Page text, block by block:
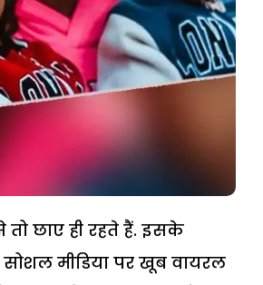
छाए ही रहते हैं. इसके
सोशल मीडिया पर खूब वायरल